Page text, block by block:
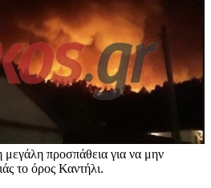
μεγάλη προσπάθεια για να μην
το όρος Καντήλι.